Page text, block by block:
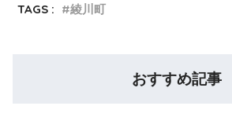
TAGS :
綾川町
おすすめ記事